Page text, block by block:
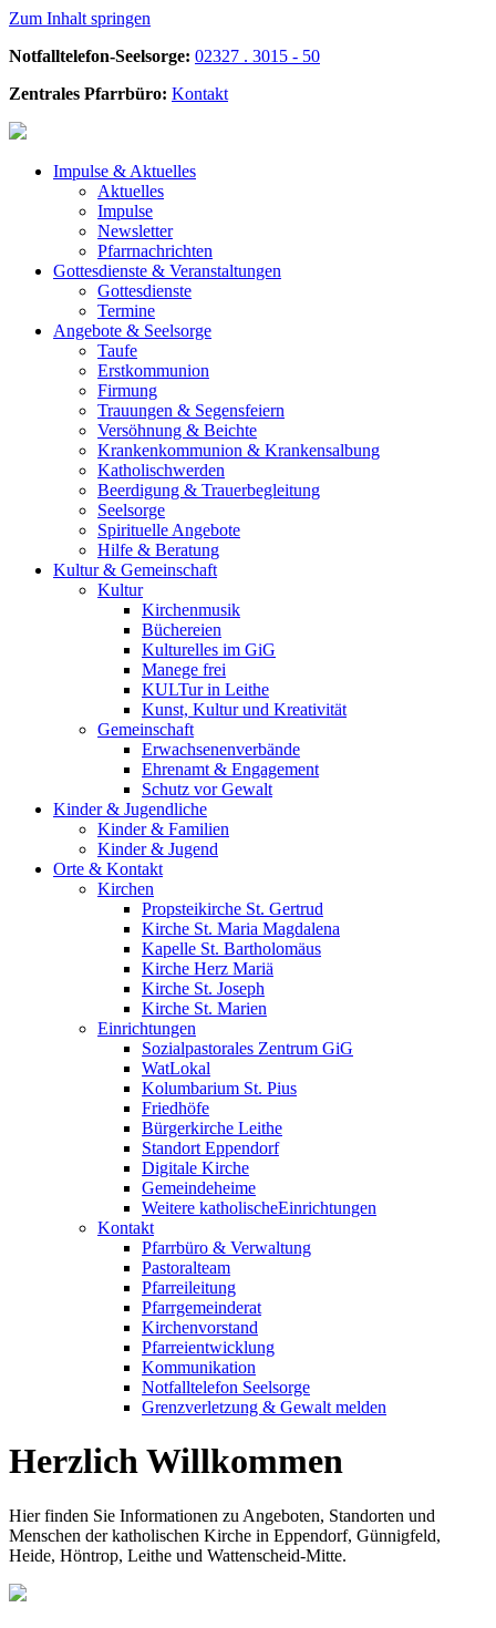
Zum Inhalt springen
Notfalltelefon-Seelsorge: 02327 . 3015 - 50
Zentrales Pfarrbüro: Kontakt
Impulse & Aktuelles
Aktuelles
Impulse
Newsletter
Pfarrnachrichten
Gottesdienste & Veranstaltungen
Gottesdienste
Termine
Angebote & Seelsorge
Taufe
Erstkommunion
Firmung
Trauungen & Segensfeiern
Versöhnung & Beichte
Krankenkommunion & Krankensalbung
Katholischwerden
Beerdigung & Trauerbegleitung
Seelsorge
Spirituelle Angebote
Hilfe & Beratung
Kultur & Gemeinschaft
Kultur
Kirchenmusik
Büchereien
Kulturelles im GiG
Manege frei
KULTur in Leithe
Kunst, Kultur und Kreativität
Gemeinschaft
Erwachsenenverbände
Ehrenamt & Engagement
Schutz vor Gewalt
Kinder & Jugendliche
Kinder & Familien
Kinder & Jugend
Orte & Kontakt
Kirchen
Propsteikirche St. Gertrud
Kirche St. Maria Magdalena
Kapelle St. Bartholomäus
Kirche Herz Mariä
Kirche St. Joseph
Kirche St. Marien
Einrichtungen
Sozialpastorales Zentrum GiG
WatLokal
Kolumbarium St. Pius
Friedhöfe
Bürgerkirche Leithe
Standort Eppendorf
Digitale Kirche
Gemeindeheime
Weitere katholische­­Einrichtungen
Kontakt
Pfarrbüro & Verwaltung
Pastoralteam
Pfarreileitung
Pfarrgemeinderat
Kirchenvorstand
Pfarreientwicklung
Kommunikation
Notfalltelefon Seelsorge
Grenzverletzung & Gewalt melden
Herzlich ­Willkommen
Hier finden Sie Informationen zu Angeboten, Standorten und
Menschen der katholischen Kirche in Eppendorf, Günnigfeld,
Heide, Höntrop, Leithe und Wattenscheid-Mitte.